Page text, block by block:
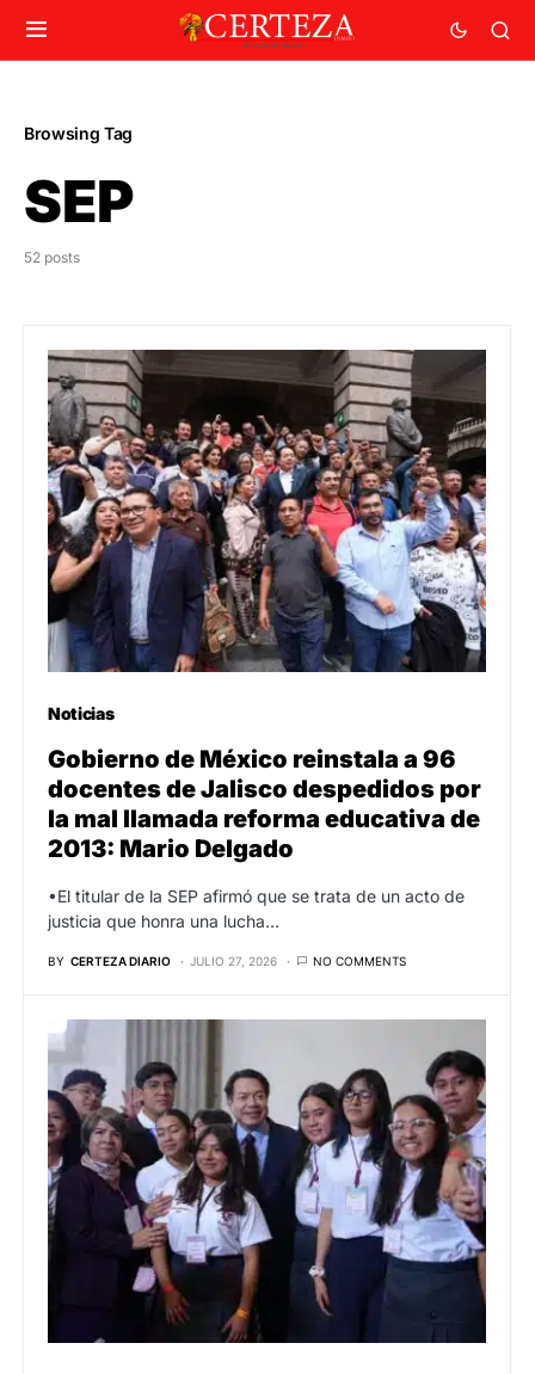
Browsing Tag
SEP
52 posts
Noticias
Gobierno de México reinstala a 96
docentes de Jalisco despedidos por
la mal llamada reforma educativa de
2013: Mario Delgado
•El titular de la SEP afirmó que se trata de un acto de
justicia que honra una lucha…
BY CERTEZA DIARIO JULIO 27, 2026 NO COMMENTS